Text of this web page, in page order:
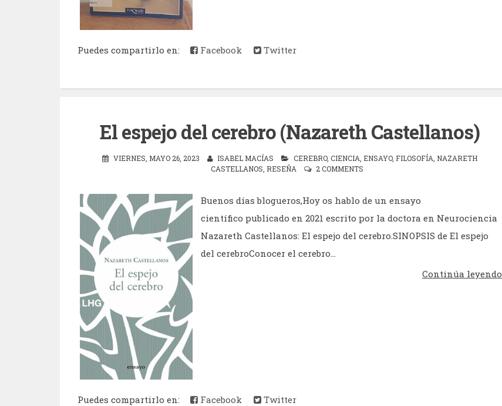
Puedes compartirlo en: Facebook Twitter
El espejo del cerebro (Nazareth Castellanos)
VIERNES, MAYO 26, 2023 ISABEL MACÍAS CEREBRO, CIENCIA ENSAYO, FILOSOFÍA NAZARETH
CASTELLANOS RESEÑA 2 COMMENTS
Buenos días blogueros,Hoy os hablo de un ensayo
científico publicado en 2021 escrito por la doctora en Neurociencia
Nazareth Castellanos: El espejo del cerebro.SINOPSIS de El espejo
del cerebroConocer el cerebro...
Continúa leyendo
Puedes compartirlo en: Facebook Twitter